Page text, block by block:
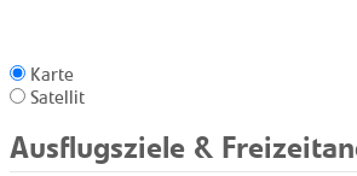
Karte
Satellit
Ausflugsziele &